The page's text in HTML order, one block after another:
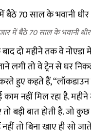
में बैठे 70 साल के भवानी धीर
दो महीने तक वे नोएडा
लगी तो वे ट्रेन से घर
हुए कहते हैं,
काम नहीं मिल रहा है.
बड़ी बात होती है. जो
तो बिना खाए ही सो